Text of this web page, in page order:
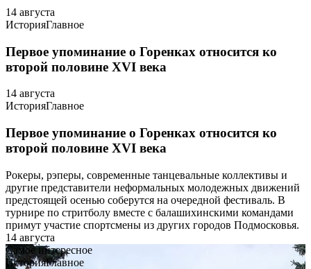
14 августа
ИсторияГлавное
Первое упоминание о Горенках относится ко
второй половине XVI века
14 августа
ИсторияГлавное
Первое упоминание о Горенках относится ко
второй половине XVI века
Рокеры, рэперы, современные танцевальные коллективы и
другие представители неформальных молодежных движений
предстоящей осенью соберутся на очередной фестиваль. В
турнире по стритболу вместе с балашихинскими командами
примут участие спортсмены из других городов Подмосковья.
14 августа
Самое интересное
ИсторияГлавное